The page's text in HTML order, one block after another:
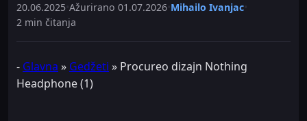
20.06.2025 Ažurirano 01.07.2026 Mihailo Ivanjac
2 min čitanja
- Glavna » Gedžeti » Procureo dizajn Nothing
Headphone (1)